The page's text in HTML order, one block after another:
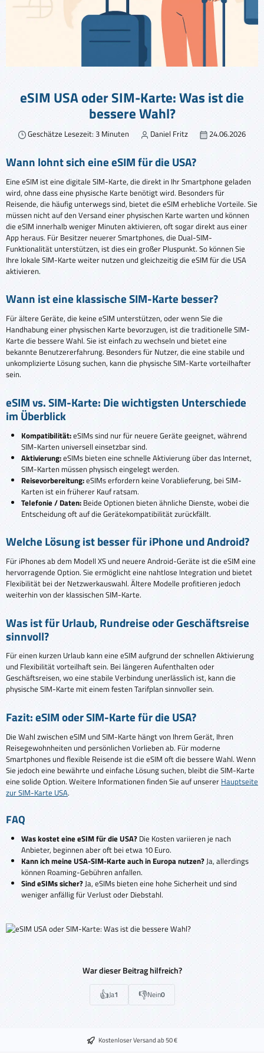
eSIM USA oder SIM-Karte: Was ist die
bessere Wahl?
Geschätze Lesezeit: 3 Minuten Daniel Fritz 24.06.2026
Wann lohnt sich eine eSIM für die USA?
Eine eSIM ist eine digitale SIM-Karte, die direkt in Ihr Smartphone geladen
wird, ohne dass eine physische Karte benötigt wird. Besonders für
Reisende, die häufig unterwegs sind, bietet die eSIM erhebliche Vorteile. Sie
müssen nicht auf den Versand einer physischen Karte warten und können
die eSIM innerhalb weniger Minuten aktivieren, oft sogar direkt aus einer
App heraus. Für Besitzer neuerer Smartphones, die Dual-SIM-
Funktionalität unterstützen, ist dies ein großer Pluspunkt. So können Sie
Ihre lokale SIM-Karte weiter nutzen und gleichzeitig die eSIM für die USA
aktivieren.
Wann ist eine klassische SIM-Karte besser?
Für ältere Geräte, die keine eSIM unterstützen, oder wenn Sie die
Handhabung einer physischen Karte bevorzugen, ist die traditionelle SIM-
Karte die bessere Wahl. Sie ist einfach zu wechseln und bietet eine
bekannte Benutzererfahrung. Besonders für Nutzer, die eine stabile und
unkomplizierte Lösung suchen, kann die physische SIM-Karte vorteilhafter
sein.
eSIM vs. SIM-Karte: Die wichtigsten Unterschiede
im Überblick
Kompatibilität:eSIMs sind nur für neuere Geräte geeignet, während
SIM-Karten universell einsetzbar sind.
Aktivierung:eSIMs bieten eine schnelle Aktivierung über das Internet,
SIM-Karten müssen physisch eingelegt werden.
Reisevorbereitung:eSIMs erfordern keine Vorablieferung, bei SIM-
Karten ist ein früherer Kauf ratsam.
Telefonie / Daten:Beide Optionen bieten ähnliche Dienste, wobei die
Entscheidung oft auf die Gerätekompatibilität zurückfällt.
Welche Lösung ist besser für iPhone und Android?
Für iPhones ab dem Modell XS und neuere Android-Geräte ist die eSIM eine
hervorragende Option. Sie ermöglicht eine nahtlose Integration und bietet
Flexibilität bei der Netzwerkauswahl. Ältere Modelle profitieren jedoch
weiterhin von der klassischen SIM-Karte.
Was ist für Urlaub, Rundreise oder Geschäftsreise
sinnvoll?
Für einen kurzen Urlaub kann eine eSIM aufgrund der schnellen Aktivierung
und Flexibilität vorteilhaft sein. Bei längeren Aufenthalten oder
Geschäftsreisen, wo eine stabile Verbindung unerlässlich ist, kann die
physische SIM-Karte mit einem festen Tarifplan sinnvoller sein.
Fazit: eSIM oder SIM-Karte für die USA?
Die Wahl zwischen eSIM und SIM-Karte hängt von Ihrem Gerät, Ihren
Reisegewohnheiten und persönlichen Vorlieben ab. Für moderne
Smartphones und flexible Reisende ist die eSIM oft die bessere Wahl. Wenn
Sie jedoch eine bewährte und einfache Lösung suchen, bleibt die SIM-Karte
eine solide Option. Weitere Informationen finden Sie auf unserer Hauptseite
zur SIM-Karte USA.
FAQ
Was kostet eine eSIM für die USA?Die Kosten variieren je nach
Anbieter, beginnen aber oft bei etwa 10 Euro.
Kann ich meine USA-SIM-Karte auch in Europa nutzen?Ja, allerdings
können Roaming-Gebühren anfallen.
Sind eSIMs sicher?Ja, eSIMs bieten eine hohe Sicherheit und sind
weniger anfällig für Verlust oder Diebstahl.
War dieser Beitrag hilfreich?
👍Ja1 👎Nein0
Kostenloser Versand ab 50 €